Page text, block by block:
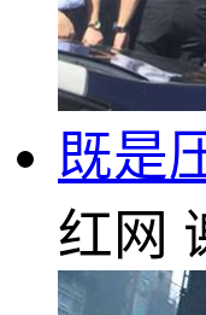
既是
红网